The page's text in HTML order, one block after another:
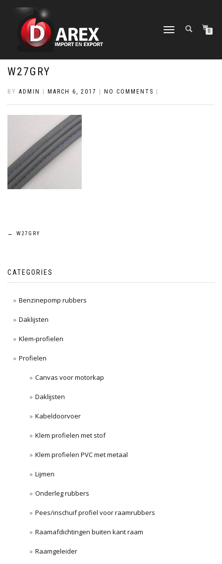
TOGGLE
0
W27GRY
BY ADMIN MARCH 6, 2017 NO COMMENTS
Post
← W27GRY
CATEGORIES
Benzinepomp rubbers
Daklijsten
Klem-profielen
Profielen
Canvas voor motorkap
Daklijsten
Kabeldoorvoer
Klem profielen met stof
Klem profielen PVC met metaal
Lijmen
Onderleg rubbers
Pees/inschuif profiel voor raamrubbers
Raamafdichtingen buiten kant raam
Raamgeleider